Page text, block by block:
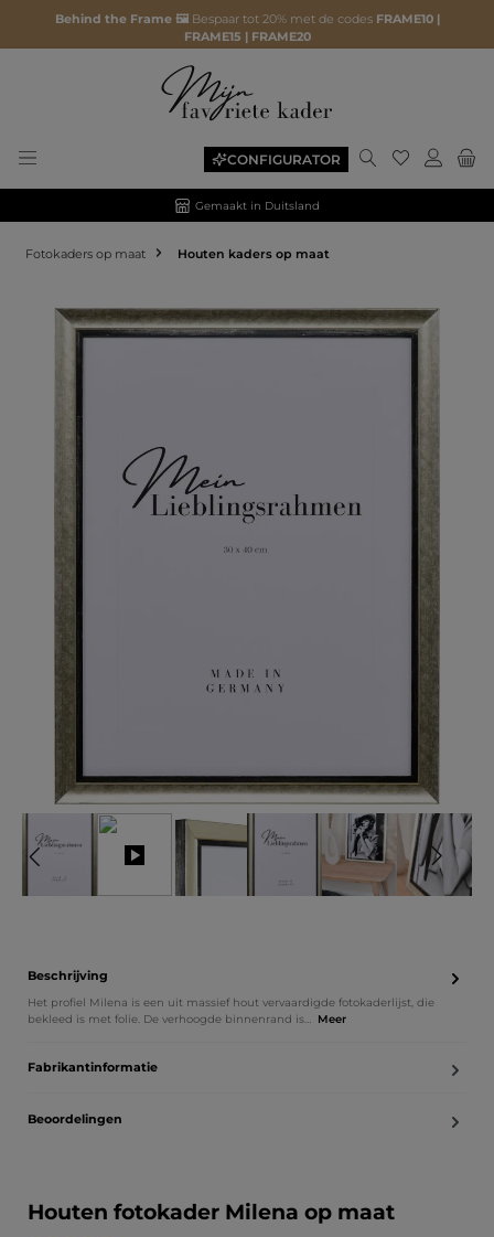
Behind the Frame 🖼️ Bespaar tot 20% met de codes FRAME10 |
FRAME15 | FRAME20
CONFIGURATOR
Gemaakt in Duitsland
Fotokaders op maat Houten kaders op maat
Afbeeldingengalerij overslaan
Beschrijving
Het profiel Milena is een uit massief hout vervaardigde fotokaderlijst, die
bekleed is met folie. De verhoogde binnenrand is… Meer
Fabrikantinformatie
Beoordelingen
Houten fotokader Milena op maat